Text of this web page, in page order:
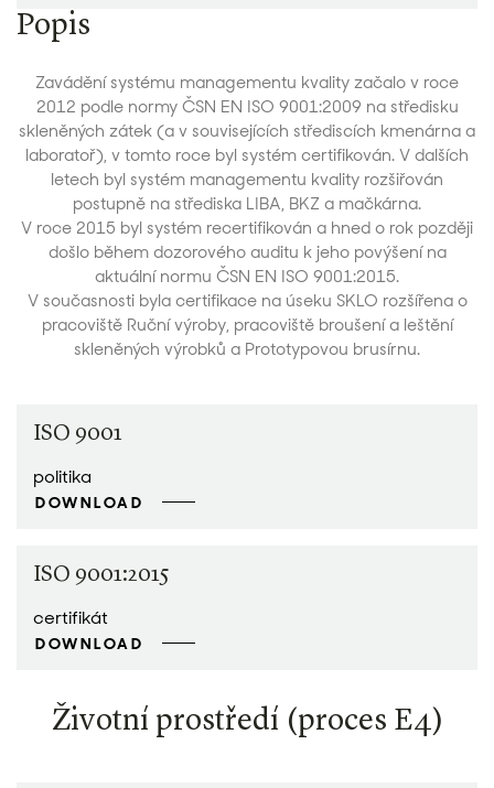
Popis
Zavádění systému managementu kvality začalo v roce
2012 podle normy ČSN EN ISO 9001:2009 na středisku
skleněných zátek (a v souvisejících střediscích kmenárna a
laboratoř), v tomto roce byl systém certifikován. V dalších
letech byl systém managementu kvality rozšiřován
postupně na střediska LIBA, BKZ a mačkárna.
V roce 2015 byl systém recertifikován a hned o rok později
došlo během dozorového auditu k jeho povýšení na
aktuální normu ČSN EN ISO 9001:2015.
V současnosti byla certifikace na úseku SKLO rozšířena o
pracoviště Ruční výroby, pracoviště broušení a leštění
skleněných výrobků a Prototypovou brusírnu.
ISO 9001
politika
DOWNLOAD
ISO 9001:2015
certifikát
DOWNLOAD
Životní prostředí (proces E4)